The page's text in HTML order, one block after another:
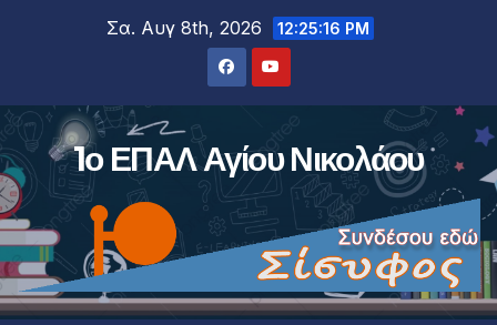
Σα. Αυγ 8th, 2026 12:25:16 PM
1ο ΕΠΑΛ Αγίου Νικολάου